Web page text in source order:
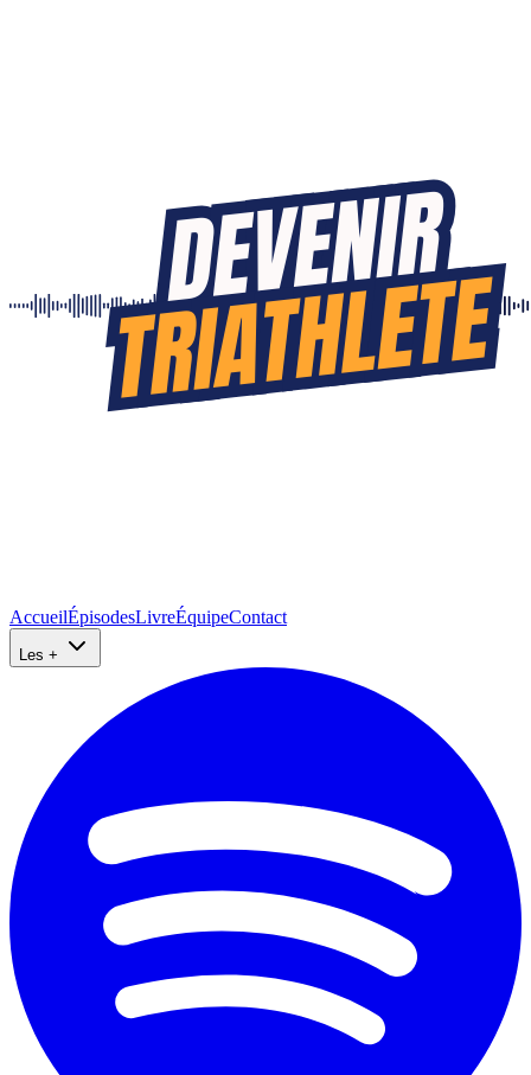
AccueilÉpisodesLivreÉquipeContact
Les +